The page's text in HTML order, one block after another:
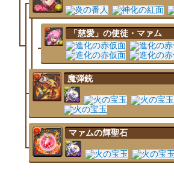
「慈愛」の使徒・マァム
魔弾銃
マァムの輝聖石